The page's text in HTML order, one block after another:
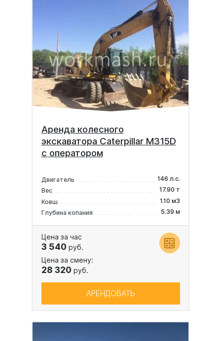
Аренда колесного
экскаватора Caterpillar М315D
с оператором
Двигатель
146 л.с.
Вес
17.90 т
Ковш
1.10 м3
Глубина копания
5.39 м
Цена за час
3 540 руб.
Цена за смену:
28 320 руб.
АРЕНДОВАТЬ